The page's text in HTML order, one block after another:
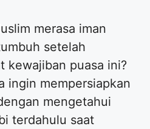
merasa iman
setelah
kewajiban puasa ini?
ingin mempersiapkan
mengetahui
terdahulu saat